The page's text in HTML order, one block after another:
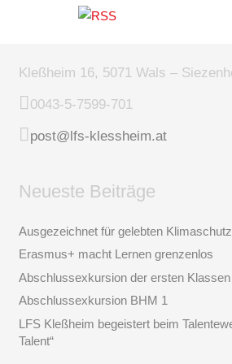
Kleßheim 16, 5071 Wals –
0043-5-7599-701
post@lfs-klessheim.at
Neueste Beiträge
Ausgezeichnet für gelebten
Erasmus+ macht Lernen grenzenlos
Abschlussexkursion der ersten Klassen
Abschlussexkursion BHM 1
LFS Kleßheim begeistert beim
Talent“